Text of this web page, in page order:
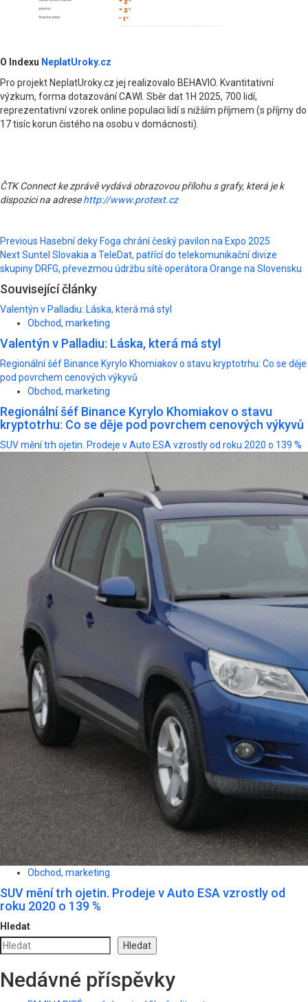
O Indexu NeplatUroky.cz
Pro projekt NeplatUroky.cz jej realizovalo BEHAVIO. Kvantitativní
výzkum, forma dotazování CAWI. Sběr dat 1H 2025, 700 lidí,
reprezentativní vzorek online populaci lidí s nižším příjmem (s příjmy do
17 tisíc korun čistého na osobu v domácnosti).
ČTK Connect ke zprávě vydává obrazovou přílohu s grafy, která je k
dispozici na adresehttp://www.protext.cz
Post
navigation
Previous Hasební deky Foga chrání český pavilon na Expo 2025
NextSuntel Slovakia a TeleDat, patřící do telekomunikační divize
skupiny DRFG, převezmou údržbu sítě operátora Orange na Slovensku
Související články
Valentýn v Palladiu: Láska, která má styl
Obchod, marketing
Valentýn v Palladiu: Láska, která má styl
Regionální šéf Binance Kyrylo Khomiakov o stavu kryptotrhu: Co se děje
pod povrchem cenových výkyvů
Obchod, marketing
Regionální šéf Binance Kyrylo Khomiakov o stavu
kryptotrhu: Co se děje pod povrchem cenových výkyvů
SUV mění trh ojetin. Prodeje v Auto ESA vzrostly od roku 2020 o 139 %
Obchod, marketing
SUV mění trh ojetin. Prodeje v Auto ESA vzrostly od
roku 2020 o 139 %
Hledat
Hledat
Nedávné příspěvky